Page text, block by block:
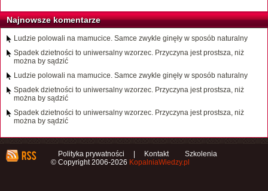
Najnowsze komentarze
Ludzie polowali na mamucice. Samce zwykle ginęły w sposób naturalny
Spadek dzietności to uniwersalny wzorzec. Przyczyna jest prostsza, niż
można by sądzić
Ludzie polowali na mamucice. Samce zwykle ginęły w sposób naturalny
Spadek dzietności to uniwersalny wzorzec. Przyczyna jest prostsza, niż
można by sądzić
Spadek dzietności to uniwersalny wzorzec. Przyczyna jest prostsza, niż
można by sądzić
Polityka prywatności | Kontakt
Szkolenia
© Copyright 2006-2026 KopalniaWiedzy.pl